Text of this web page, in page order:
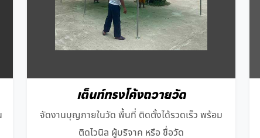
เต็นท์ทรงโค้งถวายวัด
จัดงานบุญภายในวัด พื้นที่ ติดตั้งได้รวดเร็ว พร้อม
ติดไวนิล ผู้บริจาค หรือ ชื่อวัด